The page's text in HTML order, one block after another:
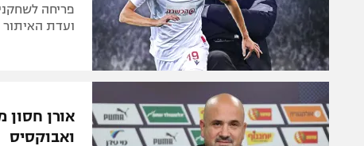
פריחה
ועדת
אורן חסון
ואבוקסיס